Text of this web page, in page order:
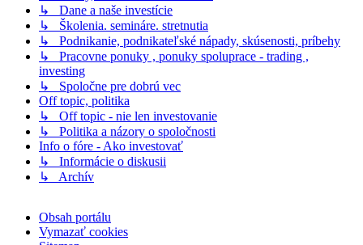
↳ Dane a naše investície
↳ Školenia. semináre. stretnutia
↳ Podnikanie, podnikateľské nápady, skúsenosti, príbehy
↳ Pracovne ponuky , ponuky spoluprace - trading ,
investing
↳ Spoločne pre dobrú vec
Off topic, politika
↳ Off topic - nie len investovanie
↳ Politika a názory o spoločnosti
Info o fóre - Ako investovať
↳ Informácie o diskusii
↳ Archív
Obsah portálu
Vymazať cookies